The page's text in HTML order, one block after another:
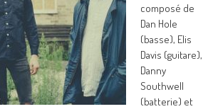
composé de
Dan Hole
(basse), Elis
Davis (guitare),
Danny
Southwell
(batterie) et